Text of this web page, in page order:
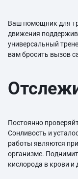
Ваш помощник для
движения
универсальный
вам бросить вызов
Постоянно
Сонливость и
работы являются
организме.
кислорода в крови и